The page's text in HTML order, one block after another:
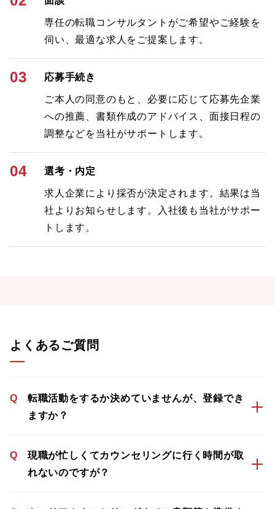
専任の転職コンサルタントがご希望やご経験を
伺い、最適な求人をご提案します。
03 応募手続き
ご本人の同意のもと、必要に応じて応募先企業
への推薦、書類作成のアドバイス、面接日程の
調整などを当社がサポートします。
04 選考・内定
求人企業により採否が決定されます。結果は当
社よりお知らせします。入社後も当社がサポー
トします。
よくあるご質問
Q
転職活動をするか決めていませんが、登録でき
ますか？
Q
現職が忙しくてカウンセリングに行く時間が取
れないのですが？